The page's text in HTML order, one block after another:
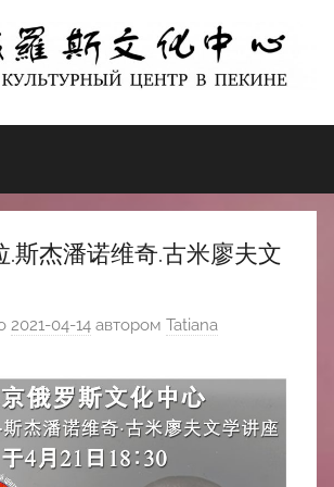
.斯杰潘诺维奇.古米廖夫文
2021-04-14 автором Tatiana